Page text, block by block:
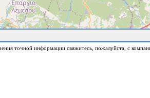
точной информации свяжитесь, пожалуйста, с